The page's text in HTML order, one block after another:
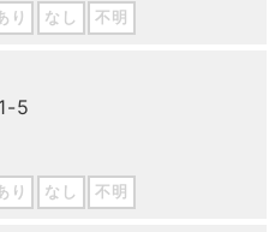
り なし 不明
5
り なし 不明